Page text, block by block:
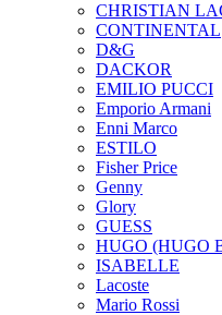
CHRISTIAN
CONTINENTAL
D&G
DACKOR
EMILIO PUCCI
Emporio Armani
Enni Marco
ESTILO
Fisher Price
Genny
Glory
GUESS
HUGO (HUGO
ISABELLE
Lacoste
Mario Rossi